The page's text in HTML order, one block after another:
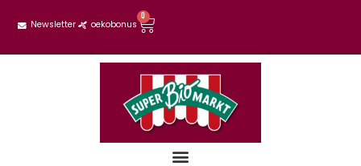
Newsletter oekobonus
0